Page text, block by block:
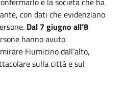
con dati che evidenziano
Dal 7 giugno all’8
hanno avuto
Fiumicino dall’alto,
sulla città e sul